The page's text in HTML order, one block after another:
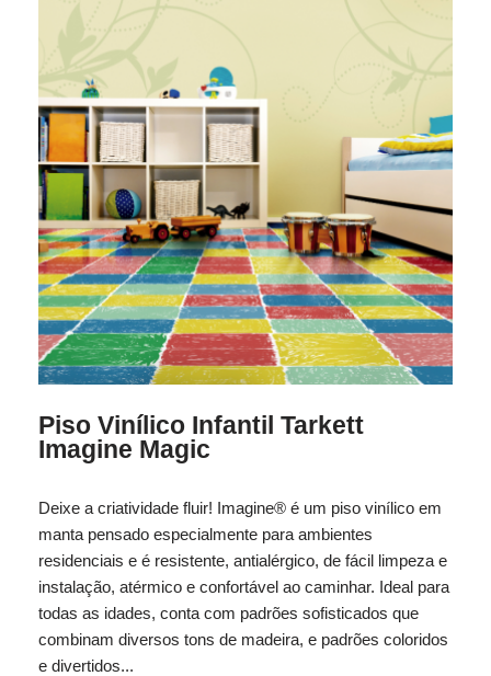
Piso Vinílico Infantil Tarkett
Imagine Magic
Deixe a criatividade fluir! Imagine® é um piso vinílico em
manta pensado especialmente para ambientes
residenciais e é resistente, antialérgico, de fácil limpeza e
instalação, atérmico e confortável ao caminhar. Ideal para
todas as idades, conta com padrões sofisticados que
combinam diversos tons de madeira, e padrões coloridos
e divertidos...